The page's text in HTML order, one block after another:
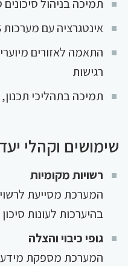
תמיכה בניהול סיכונים
אינטגרציה עם מערכות GIS ומערכות בקרה
התאמה לאזורים
רגישות
תמיכה בתהליכי תכנון,
שימושים וקהלי יעד
רשויות מקומיות
המערכת מסייעת
בהיערכות לעונות
גופי כיבוי והצלה
המערכת מספקת